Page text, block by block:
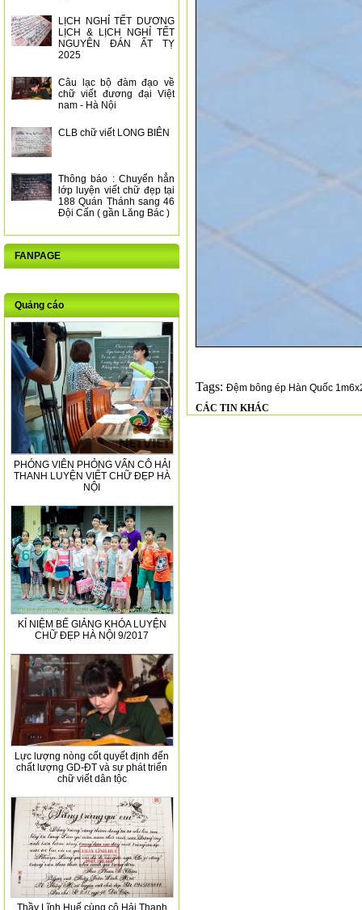
LỊCH NGHỈ TẾT DƯƠNG
LỊCH & LỊCH NGHỈ TẾT
NGUYÊN ĐÁN ẤT TỴ
2025
Câu lạc bộ đàm đạo về
chữ viết đương đại Việt
nam - Hà Nội
CLB chữ viết LONG BIÊN
Thông báo : Chuyển hẳn
lớp luyện viết chữ đẹp tại
188 Quán Thánh sang 46
Đội Cấn ( gần Lăng Bác )
FANPAGE
Quảng cáo
PHÓNG VIÊN PHỎNG VẤN CÔ HẢI
THANH LUYỆN VIẾT CHỮ ĐẸP HÀ
NỘI
KỈ NIỆM BẾ GIẢNG KHÓA LUYỆN
CHỮ ĐẸP HÀ NỘI 9/2017
Lực lượng nòng cốt quyết định đến
chất lượng GD-ĐT và sự phát triển
chữ viết dân tộc
Thầy Lĩnh Huế cùng cô Hải Thanh
Tags: Đệm bông ép Hàn Quốc
CÁC TIN KHÁC